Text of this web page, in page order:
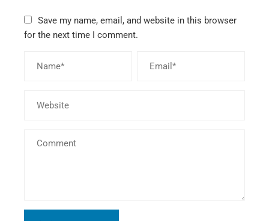
Save my name, email, and website in this browser
for the next time I comment.